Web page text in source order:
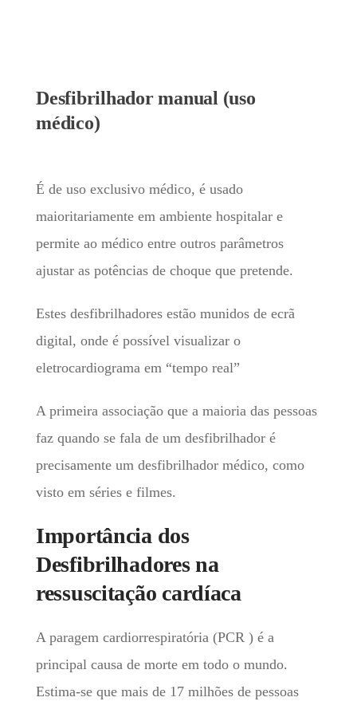
Desfibrilhador manual (uso
médico)
É de uso exclusivo médico, é usado
maioritariamente em ambiente hospitalar e
permite ao médico entre outros parâmetros
ajustar as potências de choque que pretende.
Estes desfibrilhadores estão munidos de ecrã
digital, onde é possível visualizar o
eletrocardiograma em “tempo real”
A primeira associação que a maioria das pessoas
faz quando se fala de um desfibrilhador é
precisamente um desfibrilhador médico, como
visto em séries e filmes.
Importância dos
Desfibrilhadores na
ressuscitação cardíaca
A paragem cardiorrespiratória (PCR ) é a
principal causa de morte em todo o mundo.
Estima-se que mais de 17 milhões de pessoas